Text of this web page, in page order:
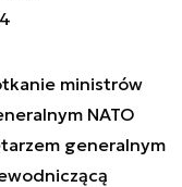
ministrów
NATO
generalnym